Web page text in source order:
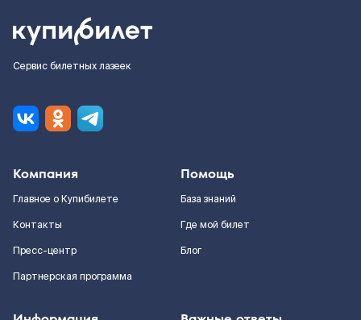
Сервис билетных лазеек
Компания
Главное о Купибилете
Контакты
Пресс-центр
Партнерская программа
Помощь
База знаний
Где мой билет
Блог